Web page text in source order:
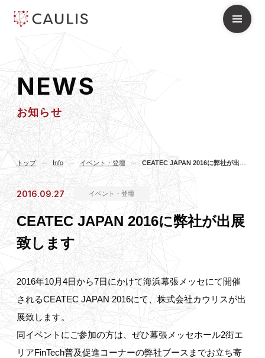
NEWS
お知らせ
トップ Info イベント・登壇
2016.09.27 イベント・登壇
CEATEC JAPAN 2016に弊社が出展
致します
2016年10月4日から7日にかけて海浜幕張メッセにて開催
されるCEATEC JAPAN 2016にて、株式会社カウリスが出
展致します。
同イベントにご参加の方は、ぜひ幕張メッセホール2街エ
リアFinTech普及促進コーナーの弊社ブースまでお立ち寄